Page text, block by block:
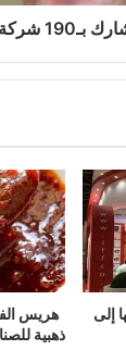
جلفود 2026
إلى
هريس
ذهبية